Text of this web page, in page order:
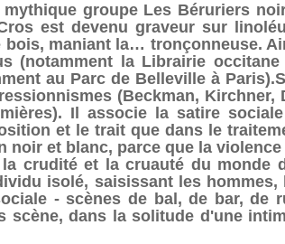
groupe Les Béruriers
est devenu graveur sur
bois, maniant la… tronçonneuse.
(notamment la Librairie occitane
au Parc de Belleville à
(Beckman, Kirchner,
Il associe la satire
et le trait que dans le
noir et blanc, parce que la violence
crudité et la cruauté du monde
isolé, saisissant les hommes,
- scènes de bal, de bar, de
scène, dans la solitude d'une